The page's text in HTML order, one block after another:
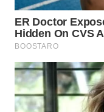
WN
WN
DANAU
TOBA
WN